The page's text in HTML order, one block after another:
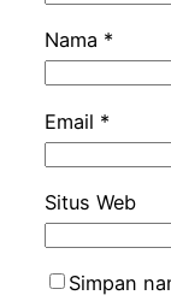
Nama *
Email *
Situs Web
Simpan